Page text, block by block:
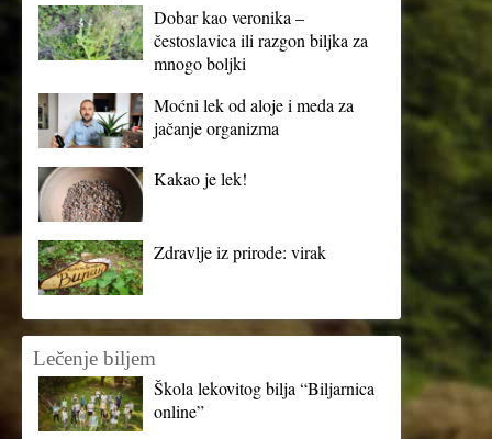
Dobar kao veronika –
čestoslavica ili razgon biljka za
mnogo boljki
Moćni lek od aloje i meda za
jačanje organizma
Kakao je lek!
Zdravlje iz prirode: virak
Lečenje biljem
Škola lekovitog bilja “Biljarnica
online”